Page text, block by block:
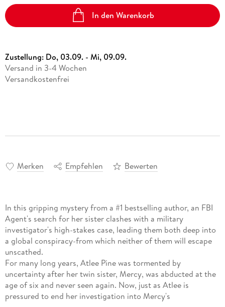
In den Warenkorb
Zustellung: Do, 03.09. - Mi, 09.09.
Versand in 3-4 Wochen
Versandkostenfrei
Merken Empfehlen Bewerten
In this gripping mystery from a #1 bestselling author, an FBI
Agent's search for her sister clashes with a military
investigator's high-stakes case, leading them both deep into
a global conspiracy-from which neither of them will escape
unscathed.
For many long years, Atlee Pine was tormented by
uncertainty after her twin sister, Mercy, was abducted at the
age of six and never seen again. Now, just as Atlee is
pressured to end her investigation into Mercy's